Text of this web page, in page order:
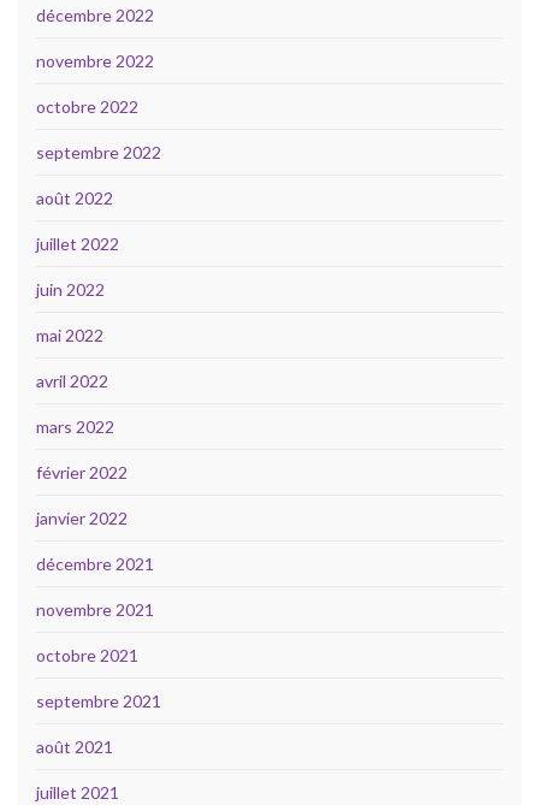
décembre 2022
novembre 2022
octobre 2022
septembre 2022
août 2022
juillet 2022
juin 2022
mai 2022
avril 2022
mars 2022
février 2022
janvier 2022
décembre 2021
novembre 2021
octobre 2021
septembre 2021
août 2021
juillet 2021